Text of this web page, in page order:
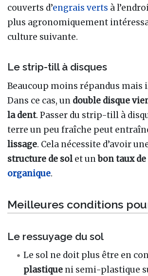
couverts d’engrais verts à
plus agronomiquement
culture suivante.
Le strip-till à disques
Beaucoup moins répandus mais
Dans ce cas, un double disque
la dent. Passer du strip-till à
terre un peu fraîche peut
lissage. Cela nécessite d’avoir
structure de solet unbon taux de
organique.
Meilleures conditions
Le ressuyage du sol
Le sol ne doit plus être en
plastique ni semi-plastique